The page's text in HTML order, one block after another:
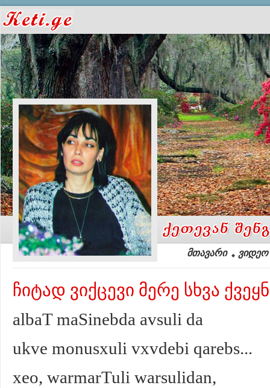
მთავარი ვიდეო
ჩიტად ვიქცევი მერე სხვა
albaT maSinebda avsuli da
ukve monusxuli vxvdebi qarebs...
xeo, warmarTuli warsulidan,